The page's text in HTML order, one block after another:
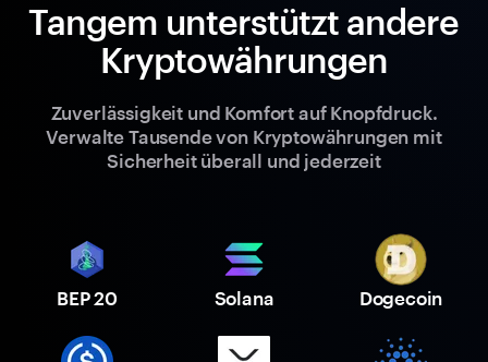
Tangem unterstützt andere
Kryptowährungen
Zuverlässigkeit und Komfort auf Knopfdruck.
Verwalte Tausende von Kryptowährungen mit
Sicherheit überall und jederzeit
BEP 20 Solana Dogecoin